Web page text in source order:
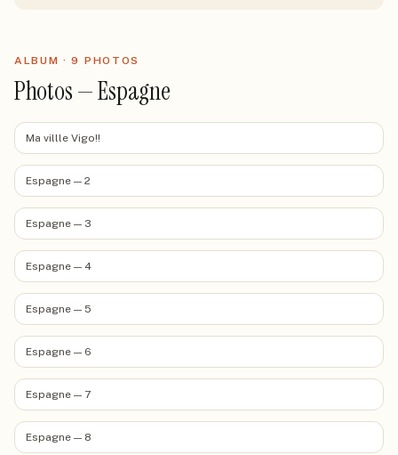
ALBUM ·9 PHOTOS
Photos — Espagne
Ma villle Vigo!!
Espagne — 2
Espagne — 3
Espagne — 4
Espagne — 5
Espagne — 6
Espagne — 7
Espagne — 8